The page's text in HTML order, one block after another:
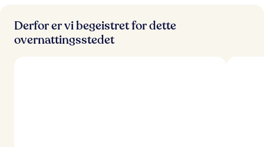
Derfor er vi begeistret for dette
overnattingsstedet